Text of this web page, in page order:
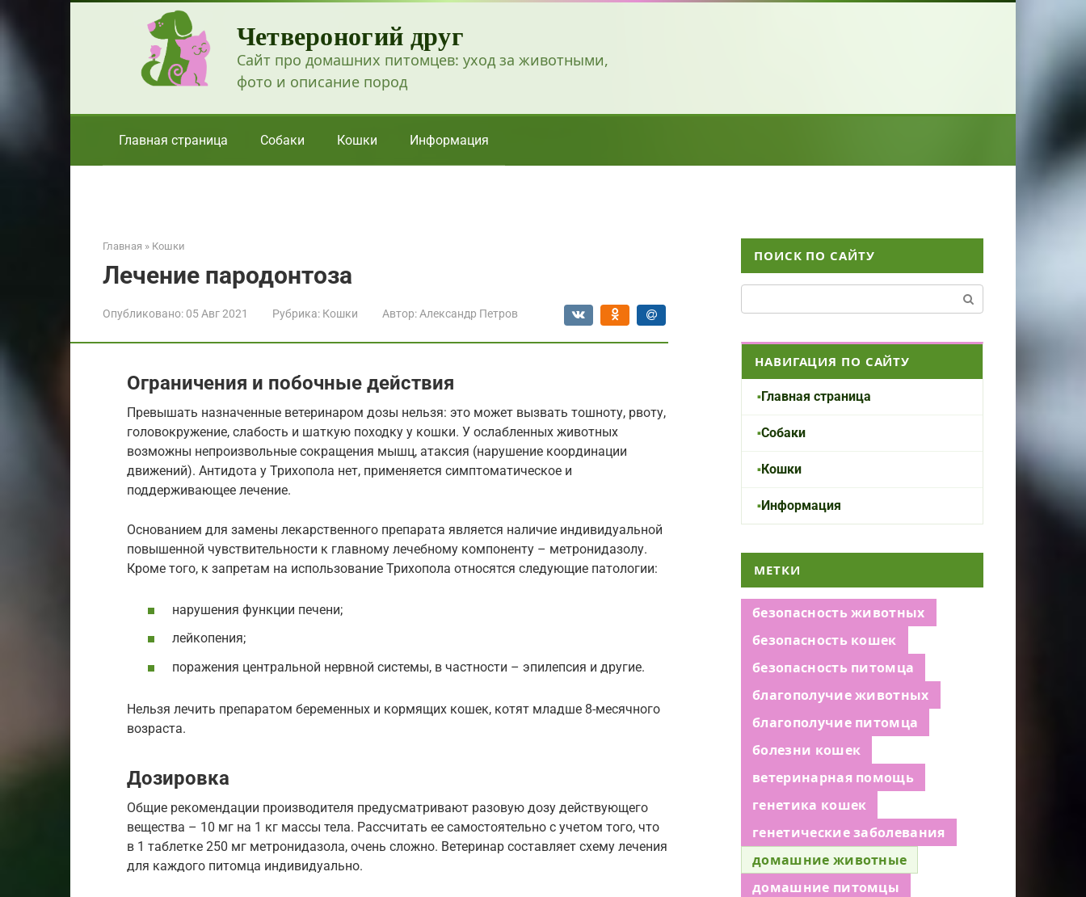
Четвероногий друг
Сайт про домашних питомцев: уход за животными,
фото и описание пород
Главная страница Собаки Кошки Информация
Главная » Кошки
Лечение пародонтоза
Опубликовано: 05 Авг 2021 Рубрика: Кошки Автор: Александр Петров
Ограничения и побочные действия
Превышать назначенные ветеринаром дозы нельзя: это может вызвать тошноту, рвоту,
головокружение, слабость и шаткую походку у кошки. У ослабленных животных
возможны непроизвольные сокращения мышц, атаксия (нарушение координации
движений). Антидота у Трихопола нет, применяется симптоматическое и
поддерживающее лечение.
Основанием для замены лекарственного препарата является наличие индивидуальной
повышенной чувствительности к главному лечебному компоненту – метронидазолу.
Кроме того, к запретам на использование Трихопола относятся следующие патологии:
нарушения функции печени;
лейкопения;
поражения центральной нервной системы, в частности – эпилепсия и другие.
Нельзя лечить препаратом беременных и кормящих кошек, котят младше 8-месячного
возраста.
Дозировка
Общие рекомендации производителя предусматривают разовую дозу действующего
вещества – 10 мг на 1 кг массы тела. Рассчитать ее самостоятельно с учетом того, что
в 1 таблетке 250 мг метронидазола, очень сложно. Ветеринар составляет схему лечения
для каждого питомца индивидуально.
ПОИСК ПО САЙТУ
НАВИГАЦИЯ ПО САЙТУ
Главная страница
Собаки
Кошки
Информация
МЕТКИ
безопасность животных
безопасность кошек
безопасность питомца
благополучие животных
благополучие питомца
болезни кошек
ветеринарная помощь
генетика кошек
генетические заболевания
домашние животные
домашние питомцы